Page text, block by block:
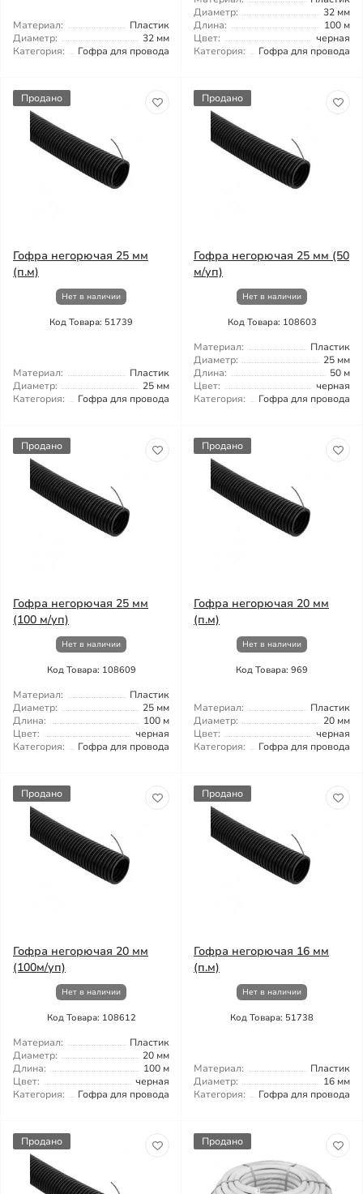
Материал:
Пластик
Диаметр:
32 мм
Категория:
Гофра для провода
Диаметр:
32 мм
Длина:
100 м
Цвет:
черная
Категория:
Гофра для провода
Продано
Гофра негорючая 25 мм
(п.м)
Нет в наличии
Код Товара: 51739
Материал:
Пластик
Диаметр:
25 мм
Категория:
Гофра для провода
Продано
Гофра негорючая 25 мм (50
м/уп)
Нет в наличии
Код Товара: 108603
Материал:
Пластик
Диаметр:
25 мм
Длина:
50 м
Цвет:
черная
Категория:
Гофра для провода
Продано
Гофра негорючая 25 мм
(100 м/уп)
Нет в наличии
Код Товара: 108609
Материал:
Пластик
Диаметр:
25 мм
Длина:
100 м
Цвет:
черная
Категория:
Гофра для провода
Продано
Гофра негорючая 20 мм
(п.м)
Нет в наличии
Код Товара: 969
Материал:
Пластик
Диаметр:
20 мм
Цвет:
черная
Категория:
Гофра для провода
Продано
Гофра негорючая 20 мм
(100м/уп)
Нет в наличии
Код Товара: 108612
Материал:
Пластик
Диаметр:
20 мм
Длина:
100 м
Цвет:
черная
Категория:
Гофра для провода
Продано
Гофра негорючая 16 мм
(п.м)
Нет в наличии
Код Товара: 51738
Материал:
Пластик
Диаметр:
16 мм
Категория:
Гофра для провода
Продано Продано